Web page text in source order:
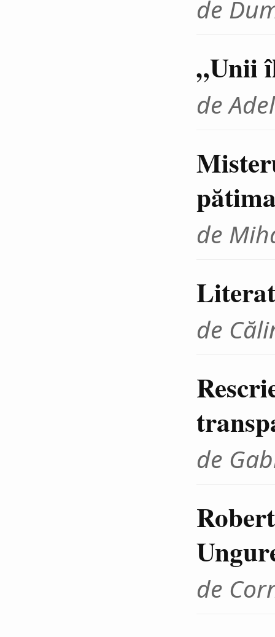
de
„Unii
de
de
de
de
de